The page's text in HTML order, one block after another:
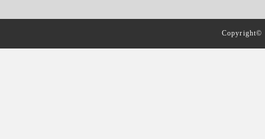
Copyright©